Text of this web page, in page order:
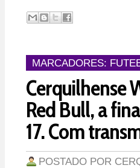
MARCADORES:
Cerquilhense
Red Bull, a
17. Com
POSTADO POR